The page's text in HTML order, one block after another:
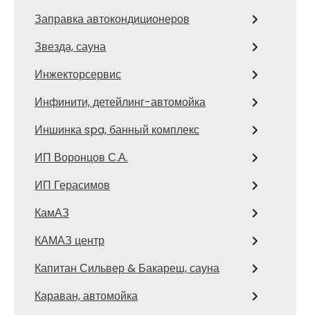
Заправка автокондиционеров
Звезда, сауна
Инжекторсервис
Инфинити, детейлинг-автомойка
Иншинка spa, банный комплекс
ИП Воронцов С.А.
ИП Герасимов
КамАЗ
КАМАЗ центр
Капитан Сильвер & Бакареш, сауна
Караван, автомойка